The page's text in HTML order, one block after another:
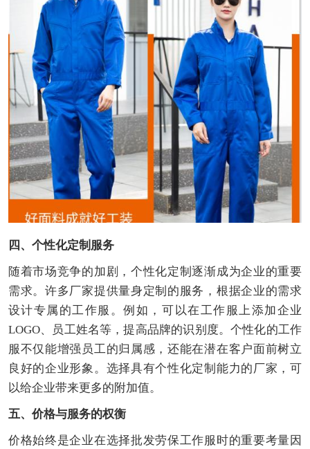
四、个性化定制服务
随着市场竞争的加剧，个性化定制逐渐成为企业的重要
需求。许多厂家提供量身定制的服务，根据企业的需求
设计专属的工作服。例如，可以在工作服上添加企业
LOGO、员工姓名等，提高品牌的识别度。个性化的工作
服不仅能增强员工的归属感，还能在潜在客户面前树立
良好的企业形象。选择具有个性化定制能力的厂家，可
以给企业带来更多的附加值。
五、价格与服务的权衡
价格始终是企业在选择批发劳保工作服时的重要考量因